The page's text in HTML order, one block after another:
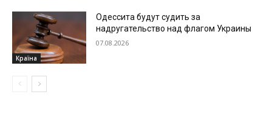
Країна
Одессита будут судить за
надругательство над флагом Украины
07.08.2026